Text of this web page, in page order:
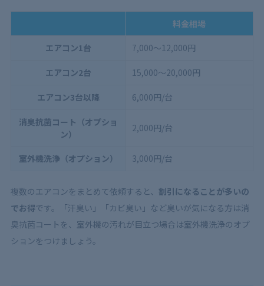
料金相場
エアコン1台 7,000～12,000円
エアコン2台 15,000～20,000円
エアコン3台以降 6,000円/台
消臭抗菌コート（オプショ
ン）
2,000円/台
室外機洗浄（オプション） 3,000円/台
複数のエアコンをまとめて依頼すると、 割引になることが多いの
でお得です。「汗臭い」「カビ臭い」など臭いが気になる方は消
臭抗菌コートを、室外機の汚れが目立つ場合は室外機洗浄のオプ
ションをつけましょう。